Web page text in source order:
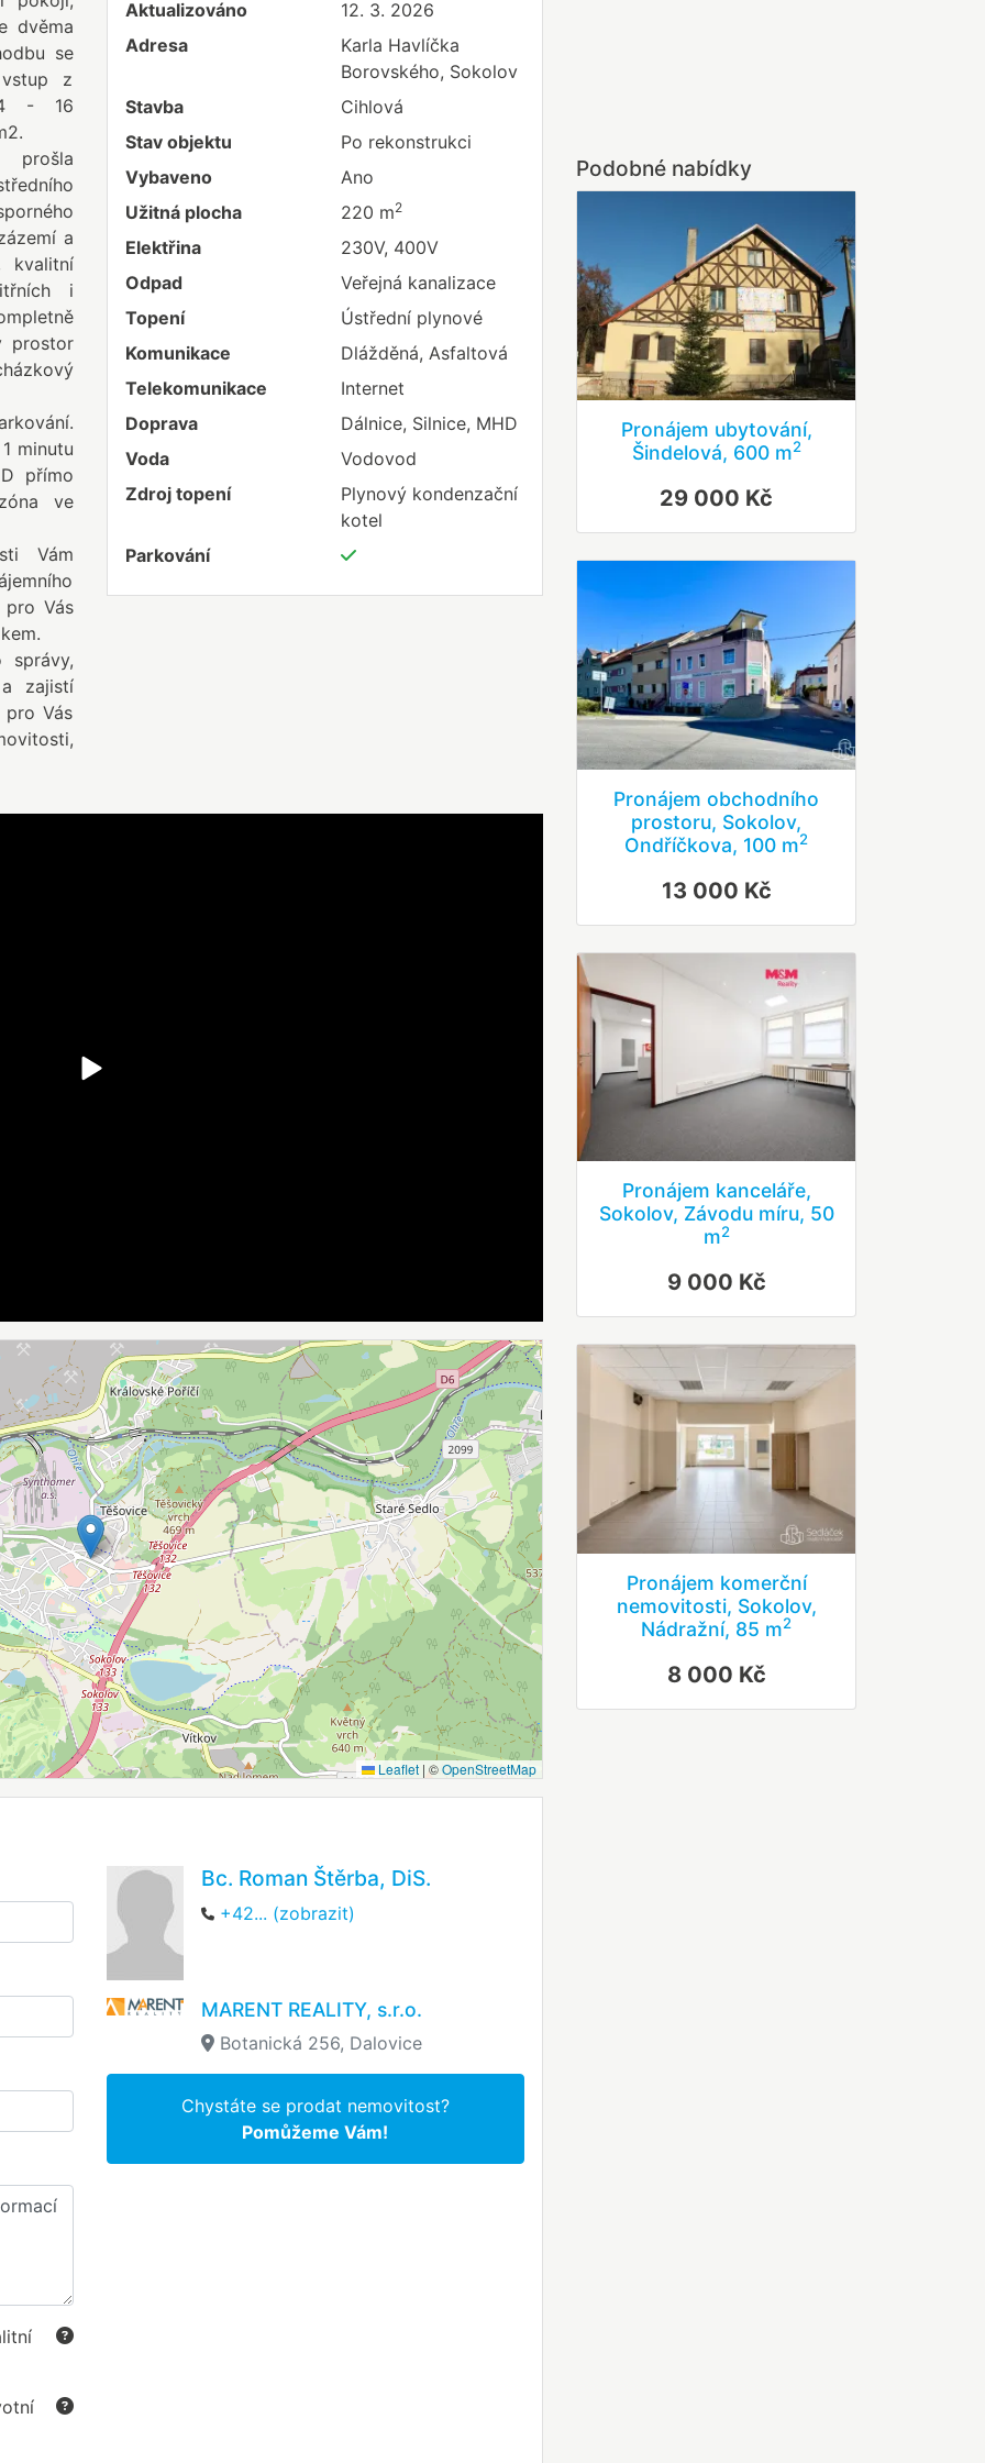
dvěma
se
z
- 16
prošla
a
kvalitní
i
prostor
minutu
přímo
ve
Vám
Vás
správy,
zajistí
Vás
Aktualizováno
12. 3. 2026
Adresa
Karla Havlíčka
Borovského, Sokolov
Stavba
Cihlová
Stav objektu
Po rekonstrukci
Vybaveno
Ano
Užitná plocha
220 m2
Elektřina
230V, 400V
Odpad
Veřejná kanalizace
Topení
Ústřední plynové
Komunikace
Dlážděná, Asfaltová
Telekomunikace
Internet
Doprava
Dálnice, Silnice, MHD
Voda
Vodovod
Zdroj topení
Plynový kondenzační
kotel
Parkování
Leaflet | ©OpenStreetMap
Bc. Roman Štěrba, DiS.
+42... (zobrazit)
MARENT REALITY, s.r.o.
Botanická 256, Dalovice
Chystáte se prodat nemovitost?
Pomůžeme Vám!
Podobné nabídky
Pronájem ubytování,
Šindelová, 600 m2
29 000 Kč
Pronájem obchodního
prostoru, Sokolov,
Ondříčkova, 100 m2
13 000 Kč
Pronájem kanceláře,
Sokolov, Závodu míru, 50
m2
9 000 Kč
Pronájem komerční
nemovitosti, Sokolov,
Nádražní, 85 m2
8 000 Kč